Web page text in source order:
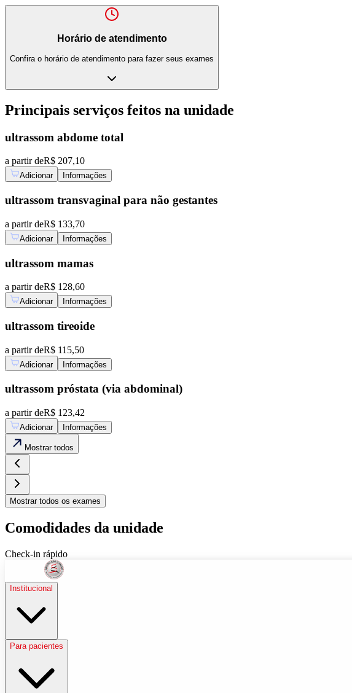
Horário de atendimento
Confira o horário de atendimento para fazer seus exames
Principais serviços feitos na unidade
ultrassom abdome total
a partir deR$ 207,10
Adicionar Informações
ultrassom transvaginal para não gestantes
a partir deR$ 133,70
Adicionar Informações
ultrassom mamas
a partir deR$ 128,60
Adicionar Informações
ultrassom tireoide
a partir deR$ 115,50
Adicionar Informações
ultrassom próstata (via abdominal)
a partir deR$ 123,42
Adicionar Informações
Mostrar todos
Mostrar todos os exames
Comodidades da unidade
Check-in rápido
Institucional
Para pacientes